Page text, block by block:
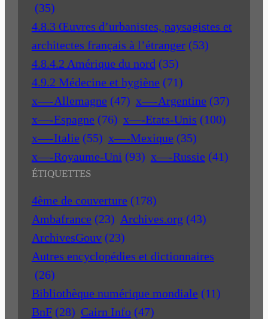
(35)
4.8.3 Œuvres d’urbanistes, paysagistes et
architectes français à l’étranger (53)
4.8.4.2 Amérique du nord (35)
4.9.2 Médecine et hygiène (71)
x—-Allemagne (47) x—-Argentine (37)
x—-Espagne (76) x—-Etats-Unis (100)
x—-Italie (55) x—-Mexique (35)
x—-Royaume-Uni (93) x—-Russie (41)
ÉTIQUETTES
4ème de couverture (178)
Ambafrance (23) Archives.org (43)
ArchivesGouv (23)
Autres encyclopédies et dictionnaires
(26)
Bibliothèque numérique mondiale (11)
BnF (28) Cairn Info (47)